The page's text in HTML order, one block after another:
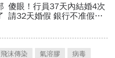
飛沫傳染 氣溶膠 病毒